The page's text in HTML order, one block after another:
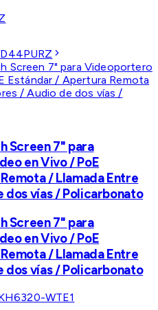
Screen 7" para
en Vivo / PoE
/ Llamada Entre
dos vías / Policarbonato
Screen 7" para
en Vivo / PoE
/ Llamada Entre
dos vías / Policarbonato
WTE1